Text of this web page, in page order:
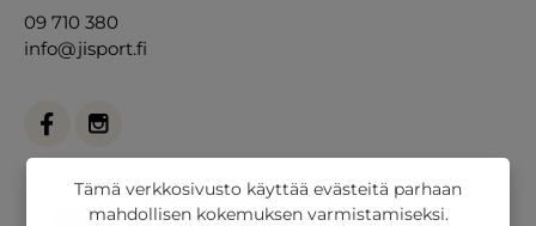
09 710 380
info@jisport.fi
Tämä verkkosivusto käyttää evästeitä parhaan
mahdollisen kokemuksen varmistamiseksi.